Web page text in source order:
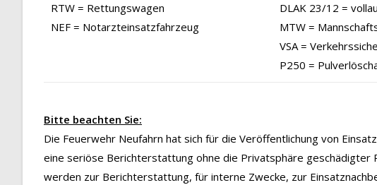
RTW = Rettungswagen
NEF = Notarzteinsatzfahrzeug
DLAK 23/12 =
MTW =
VSA =
P250 =
Bitte beachten Sie:
Die Feuerwehr Neufahrn hat sich für die Veröffentlichung von
eine seriöse Berichterstattung ohne die Privatsphäre
werden zur Berichterstattung, für interne Zwecke, zur